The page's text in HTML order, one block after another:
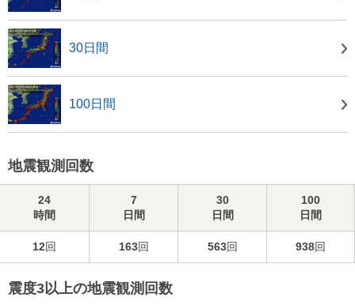
30日間
100日間
地震観測回数
24
時間
7
日間
30
日間
100
日間
12回 163回 563回 938回
震度3以上の地震観測回数